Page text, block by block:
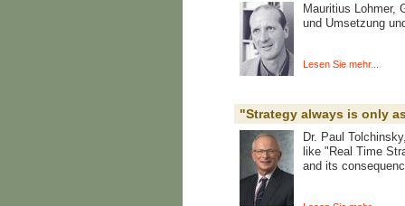
Mauritius Lohmer,
und Umsetzung
Lesen Sie mehr...
"Strategy always is only
Dr. Paul
like "Real Time
and its